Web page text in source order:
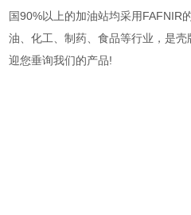
国90%以上的加油站均采用FAFNIR
油、化工、制药、食品等行业，是
迎您垂询我们的产品!